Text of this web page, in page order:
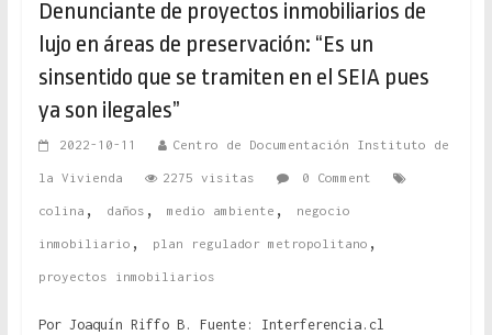
Denunciante de proyectos inmobiliarios de
lujo en áreas de preservación: “Es un
sinsentido que se tramiten en el SEIA pues
ya son ilegales”
2022-10-11 Centro de Documentación Instituto de
la Vivienda 2275 visitas 0 Comment
colina , daños , medio ambiente , negocio
inmobiliario , plan regulador metropolitano ,
proyectos inmobiliarios
Por Joaquín Riffo B. Fuente: Interferencia.cl